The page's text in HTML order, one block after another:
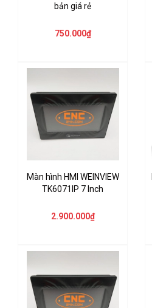
bản giá rẻ
750.000₫
Màn hình HMI WEINVIEW
TK6071IP 7 Inch
2.900.000₫